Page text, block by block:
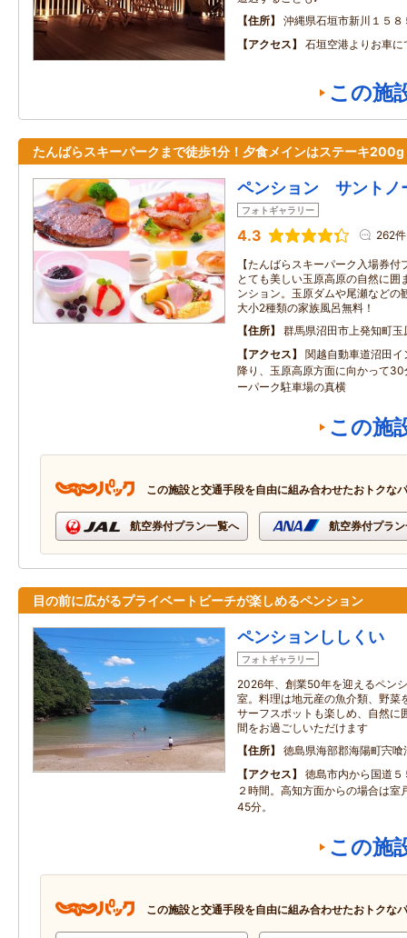
住所
沖縄県石垣市新川１５８
アクセス
石垣空港よりお車
この施
たんばらスキーパークまで徒歩1分！夕食メインはステーキ200g
ペンション サントノ
フォトギャラリー
4.3 262件
【たんばらスキーパーク入場券
とても美しい玉原高原の自然に囲
ンション。玉原ダムや尾瀬などの
大小2種類の家族風呂無料！
住所
群馬県沼田市上発知町玉
アクセス
関越自動車道沼田
降り、玉原高原方面に向かって
ーパーク駐車場の真横
この施
この施設と交通手段を自由に組み合わせたおトクな
航空券付プラン一覧へ 航空券付プラ
目の前に広がるプライベートビーチが楽しめるペンション
ペンションししくい
フォトギャラリー
2026年、創業50年を迎えるペン
室。料理は地元産の魚介類、野菜
サーフスポットも楽しめ、自然に
間をお過ごしいただけます
住所
徳島県海部郡海陽町宍
アクセス
徳島市内から国道
２時間。高知方面からの場合は室
45分。
この施
この施設と交通手段を自由に組み合わせたおトクな